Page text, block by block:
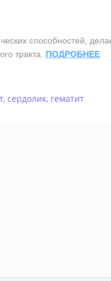
способностей,
тракта. ПОДРОБНЕЕ
, сердолик, гематит